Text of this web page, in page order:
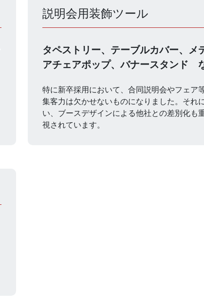
説明会用装飾ツール
タペストリー、テーブルカバー、メ
アチェアポップ、バナースタンド
特に新卒採用において、合同説明会やフェア
集客力は欠かせないものになりました。それ
い、ブースデザインによる他社との差別化も
視されています。